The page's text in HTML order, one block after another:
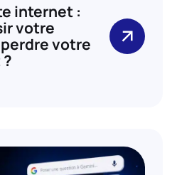
internet :
votre
votre